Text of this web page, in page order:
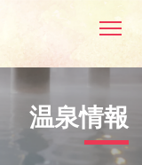
温泉情報